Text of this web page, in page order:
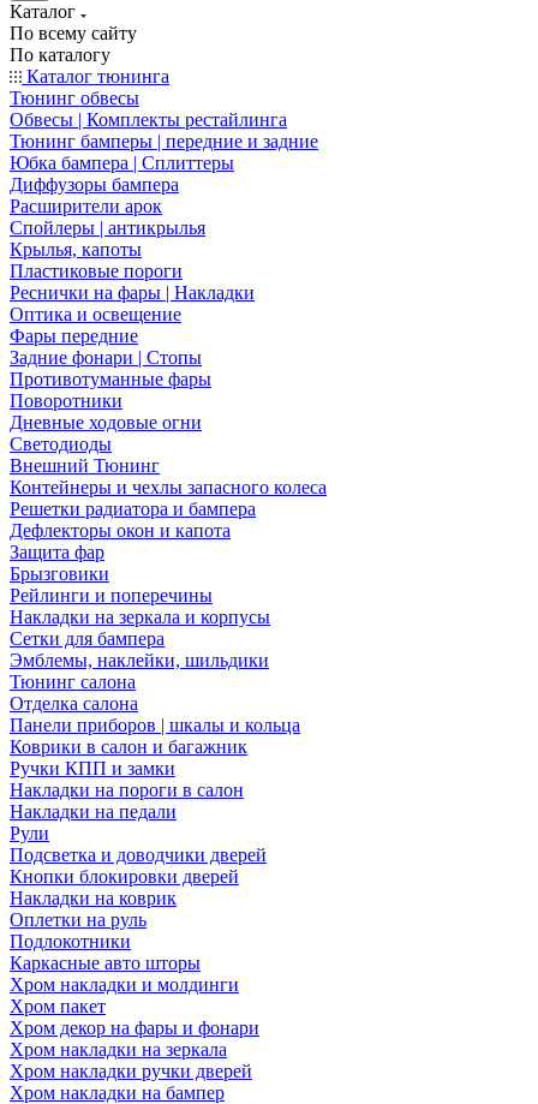
Каталог
По всему сайту
По каталогу
Каталог тюнинга
Тюнинг обвесы
Обвесы | Комплекты рестайлинга
Тюнинг бамперы | передние и задние
Юбка бампера | Сплиттеры
Диффузоры бампера
Расширители арок
Спойлеры | антикрылья
Крылья, капоты
Пластиковые пороги
Реснички на фары | Накладки
Оптика и освещение
Фары передние
Задние фонари | Стопы
Противотуманные фары
Поворотники
Дневные ходовые огни
Светодиоды
Внешний Тюнинг
Контейнеры и чехлы запасного колеса
Решетки радиатора и бампера
Дефлекторы окон и капота
Защита фар
Брызговики
Рейлинги и поперечины
Накладки на зеркала и корпусы
Сетки для бампера
Эмблемы, наклейки, шильдики
Тюнинг салона
Отделка салона
Панели приборов | шкалы и кольца
Коврики в салон и багажник
Ручки КПП и замки
Накладки на пороги в салон
Накладки на педали
Рули
Подсветка и доводчики дверей
Кнопки блокировки дверей
Накладки на коврик
Оплетки на руль
Подлокотники
Каркасные авто шторы
Хром накладки и молдинги
Хром пакет
Хром декор на фары и фонари
Хром накладки на зеркала
Хром накладки ручки дверей
Хром накладки на бампер